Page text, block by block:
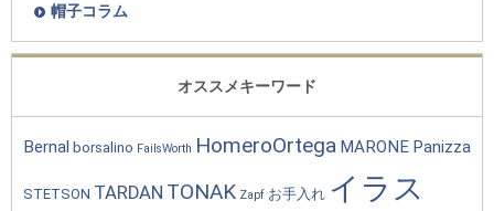
帽子コラム
オススメキーワード
Bernal borsalino FailsWorth HomeroOrtega MARONE Panizza
STETSON TARDAN TONAK Zapf お手入れ イラス